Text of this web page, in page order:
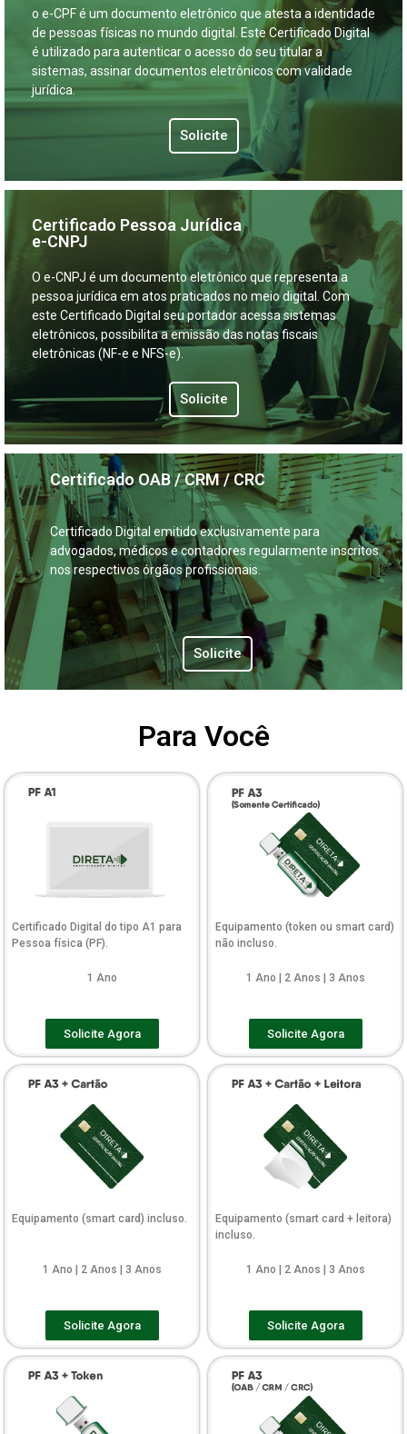
o e-CPF é um documento eletrônico que atesta a identidade
de pessoas físicas no mundo digital. Este Certificado Digital
é utilizado para autenticar o acesso do seu titular a
sistemas, assinar documentos eletrônicos com validade
jurídica.
Solicite
Certificado Pessoa Jurídica
e-CNPJ
O e-CNPJ é um documento eletrônico que representa a
pessoa jurídica em atos praticados no meio digital. Com
este Certificado Digital seu portador acessa sistemas
eletrônicos, possibilita a emissão das notas fiscais
eletrônicas (NF-e e NFS-e).
Solicite
Certificado OAB / CRM / CRC
Certificado Digital emitido exclusivamente para
advogados, médicos e contadores regularmente inscritos
nos respectivos órgãos profissionais.
Solicite
Para Você
Certificado Digital do tipo A1 para
Pessoa física (PF).
1 Ano
Solicite Agora
Equipamento (token ou smart card)
não incluso.
1 Ano | 2 Anos | 3 Anos
Solicite Agora
Equipamento (smart card) incluso.
1 Ano | 2 Anos | 3 Anos
Solicite Agora
Equipamento (smart card + leitora)
incluso.
1 Ano | 2 Anos | 3 Anos
Solicite Agora